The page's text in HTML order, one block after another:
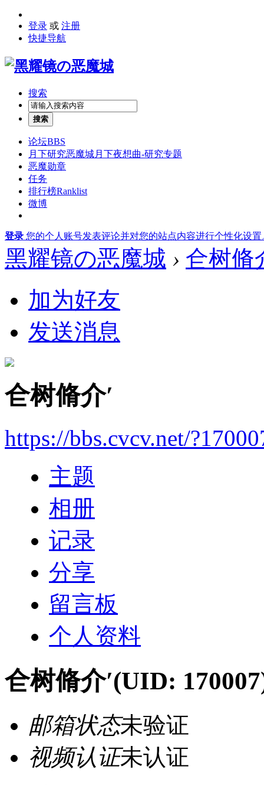
登录 或 注册
快捷导航
搜索
搜索
论坛BBS
月下研究恶魔城月下夜想曲-研究专题
恶魔勋章
任务
排行榜Ranklist
微博
登录 您的个人账号发表评论并对您的站点内容进行个性化设置
黑耀镜の恶魔城 › 仺树脩
加为好友
发送消息
仺树脩介′
https://bbs.cvcv.net/
主题
相册
记录
分享
留言板
个人资料
仺树脩介′(UID:
邮箱状态未验证
视频认证未认证